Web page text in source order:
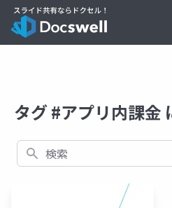
タグ #アプリ内課金
検索